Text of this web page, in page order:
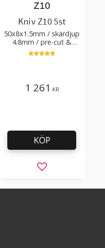
Kniv Z10 5st
50x8x1.5mm / skärdjup
4.8mm / pre-cut &
post-cut 0.84xTm /
skärvinkel 50°
Z10
1 261 KR
Lägg till i
KÖP